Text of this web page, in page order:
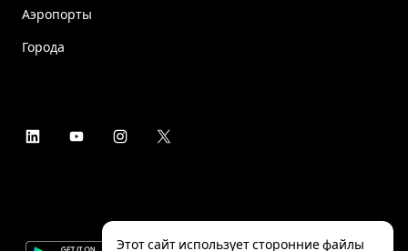
Аэропорты
Города
Этот сайт использует сторонние файлы